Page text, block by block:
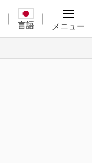
言語 メニュー